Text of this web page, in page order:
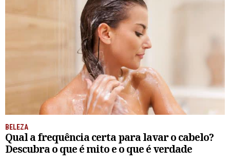
BELEZA
Qual a frequência certa para lavar o cabelo?
Descubra o que é mito e o que é verdade